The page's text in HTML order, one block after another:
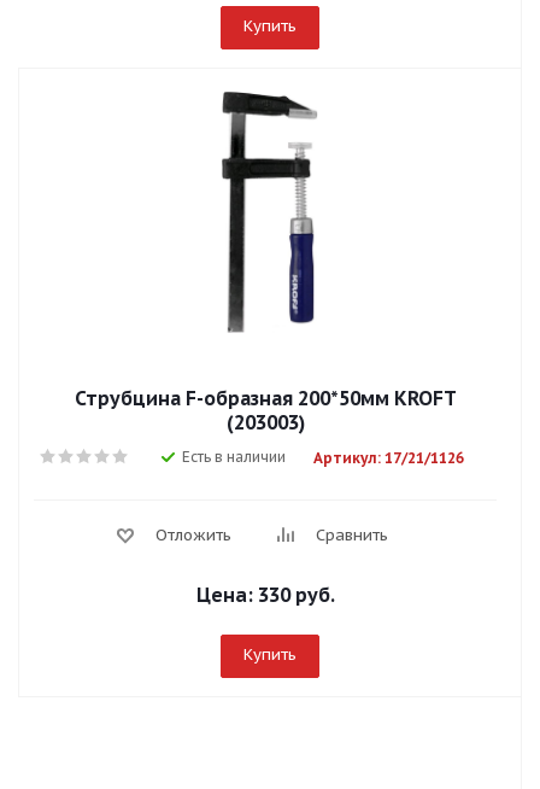
Купить
Струбцина F-образная 200*50мм KROFT
(203003)
Есть в наличии Артикул: 17/21/1126
Отложить Сравнить
Цена: 330 руб.
Купить